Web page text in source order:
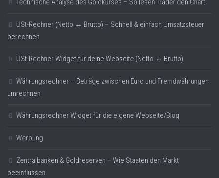
Technische Analyse des Goldkurses – So lesen Trader den Chart
USt-Rechner (Netto ↔ Brutto) – Schnell & einfach Umsatzsteuer
berechnen
USt-Rechner Widget für deine Webseite (Netto ↔ Brutto)
Währungsrechner – Beträge zwischen Euro und Fremdwährungen
umrechnen
Währungsrechner Widget für die eigene Webseite/Blog
Werbung
Zentralbanken & Goldreserven – Wie Staaten den Markt
beeinflussen